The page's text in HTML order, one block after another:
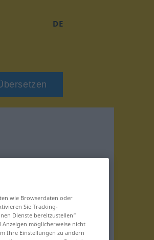
DE
wie Browserdaten oder
Sie Tracking-
Dienste bereitzustellen“
möglicherweise nicht
Ihre Einstellungen zu ändern